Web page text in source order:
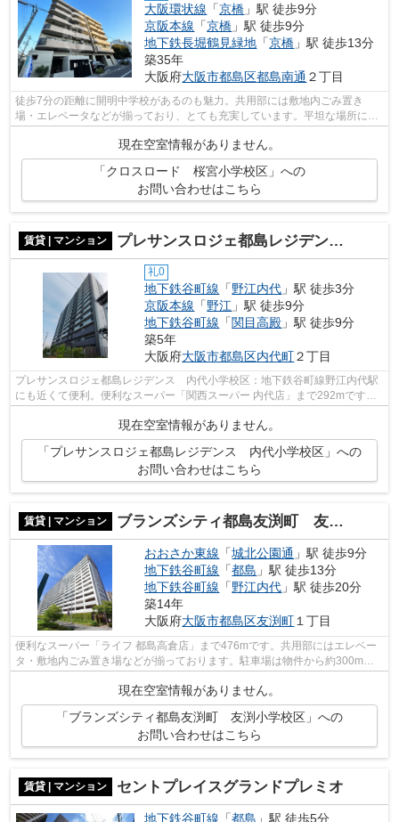
大阪環状線 「京橋 」駅 徒歩9分
京阪本線 「京橋 」駅 徒歩9分
地下鉄長堀鶴見緑地 「京橋 」駅 徒歩13分
築35年
大阪府大阪市都島区都島南通 ２丁目
徒歩7分の距離に開明中学校があるのも魅力。共用部には敷地内ごみ置き
場・エレベータなどが揃っており、とても充実しています。平坦な場所にあ
るマンションなら毎日の移動も快適です。...
現在空室情報がありません。
「クロスロード 桜宮小学校区」への
お問い合わせはこちら
賃貸 | マンション プレサンスロジェ都島レジデンス 内代小学校区
礼0
地下鉄谷町線 「野江内代 」駅 徒歩3分
京阪本線 「野江 」駅 徒歩9分
地下鉄谷町線 「関目高殿 」駅 徒歩9分
築5年
大阪府大阪市都島区内代町２丁目
プレサンスロジェ都島レジデンス 内代小学校区：地下鉄谷町線野江内代駅
にも近くて便利。便利なスーパー「関西スーパー 内代店」まで292mです。
現在空室情報がありません。
「プレサンスロジェ都島レジデンス 内代小学校区」への
お問い合わせはこちら
賃貸 | マンション ブランズシティ都島友渕町 友渕小学校区
おおさか東線 「城北公園通 」駅 徒歩9分
地下鉄谷町線 「都島 」駅 徒歩13分
地下鉄谷町線 「野江内代 」駅 徒歩20分
築14年
大阪府大阪市都島区友渕町１丁目
便利なスーパー「ライフ 都島高倉店」まで476mです。共用部にはエレベー
タ・敷地内ごみ置き場などが揃っております。駐車場は物件から約300mで
現在空室情報がありません。
「ブランズシティ都島友渕町 友渕小学校区」への
お問い合わせはこちら
賃貸 | マンション セントプレイスグランドプレミオ
地下鉄谷町線 「都島 」駅 徒歩5分